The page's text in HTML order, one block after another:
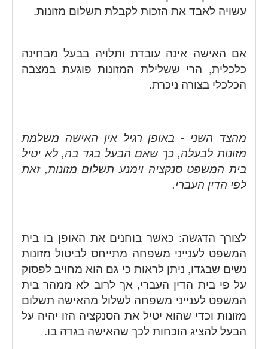
עשויה לאבד את הזכות לקבלת תשלום מזונות.
אם האישה אינה עובדת ותלויה בבעל מבחינה
כלכלית, הרי ששלילת המזונות פוגעת במצבה
הכלכלי בצורה ניכרת.
מהצד השני - באופן רגיל אין האישה משלמת
מזונות לבעלה, כך שאם הבעל בגד בה, לא יטיל
בית המשפט סנקציה וימנע תשלום מזונות, זאת
לפי הדין העברי.
לצורך הדגשה: כאשר בוחנים את האופן בו בית
המשפט לענייני משפחה מתייחס לביטול מזונות
נשים שבגדו, ניתן לראות כי גם הוא מחויב לפסוק
על פי בית הדין העברי, אך לרוב לא ממהר בית
המשפט לענייני משפחה לשלול מהאישה תשלום
מזונות וכדי שהוא יטיל את הסנקציה הזו יהיה על
הבעל להציג הוכחות לכך שהאישה בגדה בו.